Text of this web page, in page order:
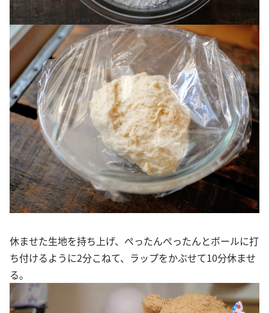
休ませた生地を持ち上げ、ぺったんぺったんとボールに打
ち付けるように2分こねて、ラップをかぶせて10分休ませ
る。